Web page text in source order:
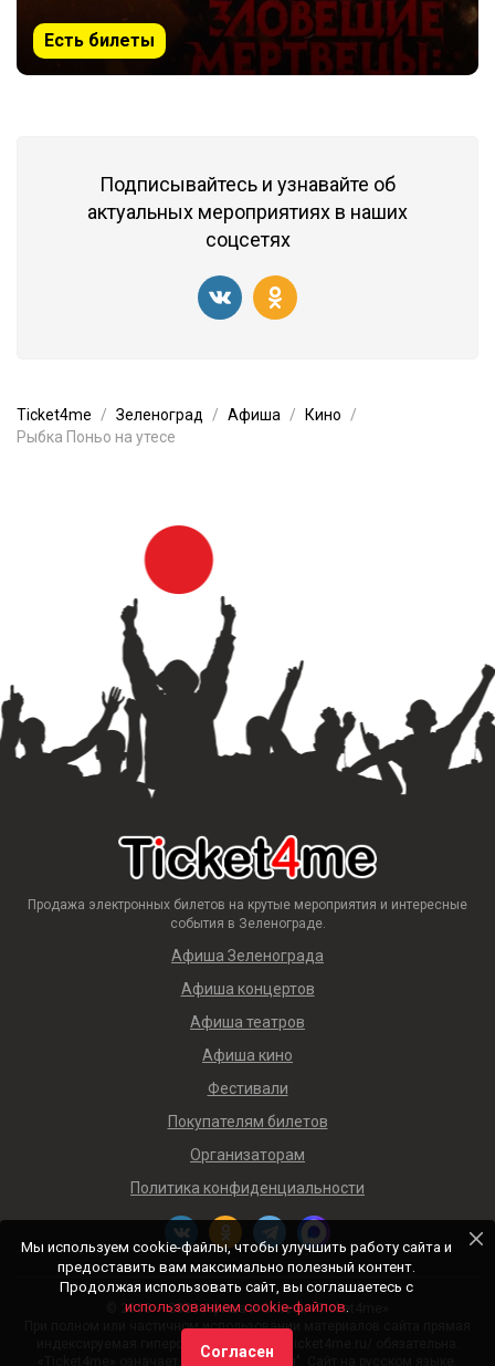
Есть билеты
Подписывайтесь и узнавайте об
актуальных мероприятиях в наших
соцсетях
Ticket4me Зеленоград Афиша
Кино
Рыбка Поньо на утесе
Продажа электронных билетов на крутые мероприятия и интересные
события в Зеленограде.
Афиша Зеленограда
Афиша концертов
Афиша театров
Афиша кино
Фестивали
Покупателям билетов
Организаторам
Политика конфиденциальности
© 2018 — 2026 Афиша и билеты «Ticket4me»
При полном или частичном использовании материалов сайта прямая
индексируемая гиперссылка на https://ticket4me.ru/ обязательна.
«Ticket4me» означает "Билеты для меня". Сайт на русском языке.
Мы используем cookie-файлы, чтобы улучшить работу сайта и
предоставить вам максимально полезный контент.
Продолжая использовать сайт, вы соглашаетесь с
использованием cookie-файлов.
Согласен